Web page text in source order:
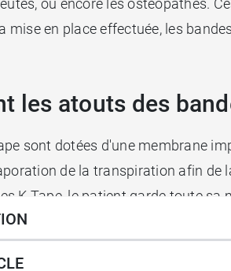
ou encore les ostéopathes.
mise en place effectuée, les
les atouts des
sont dotées d'une membrane
de la transpiration afin de
K-Tape, le patient garde toute
la limite du raisonnable malgré